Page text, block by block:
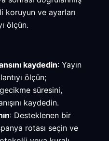
koruyun ve ayarları
ölçün.
kaydedin: Yayın
ölçün;
süresini,
kaydedin.
: Desteklenen bir
rotası seçin ve